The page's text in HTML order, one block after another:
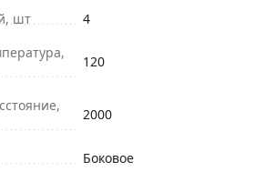
шт
4
120
2000
Боковое